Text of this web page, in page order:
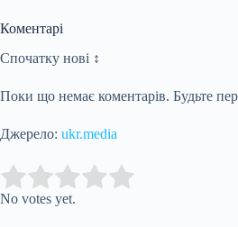
Коментарі
Спочатку нові ↕
Поки що немає коментарів. Будьте
Джерело: ukr.media
Rate this item:
No votes yet.